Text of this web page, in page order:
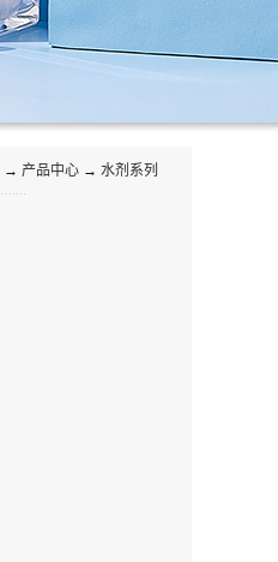
→ 产品中心 → 水剂系列